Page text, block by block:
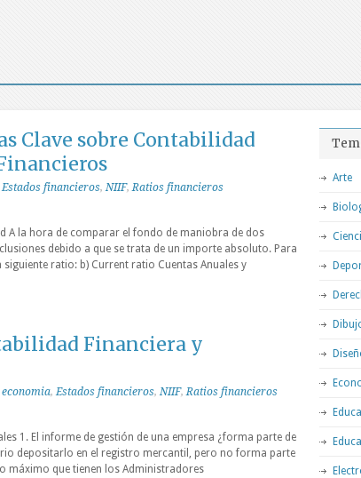
Clave sobre Contabilidad
Estados financieros,NIIF,Ratios financieros
A la hora de comparar el fondo de maniobra de dos
debido a que se trata de un importe absoluto. Para
ratio: b) Current ratio Cuentas Anuales y
Financiera y
economia,Estados financieros,NIIF,Ratios financieros
1. El informe de gestión de una empresa ¿forma parte de
depositarlo en el registro mercantil, pero no forma parte
máximo que tienen los Administradores
Arte